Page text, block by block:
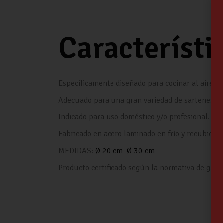
Específicamente diseñado para cocinar al aire
Adecuado para una gran variedad de sartenes,
Indicado para uso doméstico y/o profesional.
Fabricado en acero laminado en frío y recubierto
MEDIDAS: Ø 20 cm Ø 30 cm
Producto certificado según la normativa de gas